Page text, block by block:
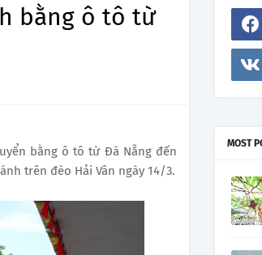
bằng ô tô từ
bằng ô tô từ Đà Nẵng đến
trên đèo Hải Vân ngày 14/3.
MOST